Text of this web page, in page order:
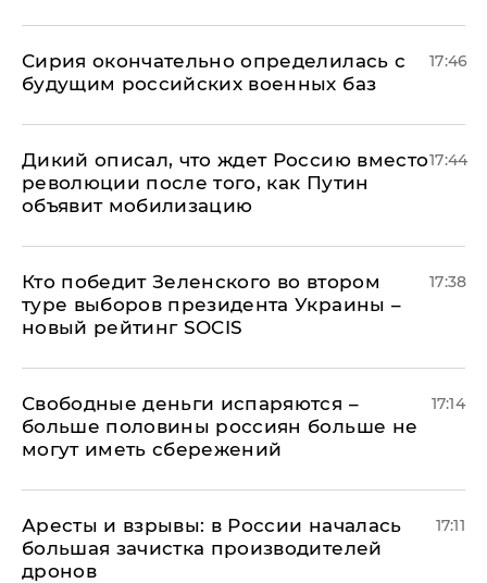
Сирия окончательно определилась с
будущим российских военных баз
17:46
Дикий описал, что ждет Россию вместо
революции после того, как Путин
объявит мобилизацию
17:44
Кто победит Зеленского во втором
туре выборов президента Украины –
новый рейтинг SOCIS
17:38
Свободные деньги испаряются –
больше половины россиян больше не
могут иметь сбережений
17:14
Аресты и взрывы: в России началась
большая зачистка производителей
дронов
17:11